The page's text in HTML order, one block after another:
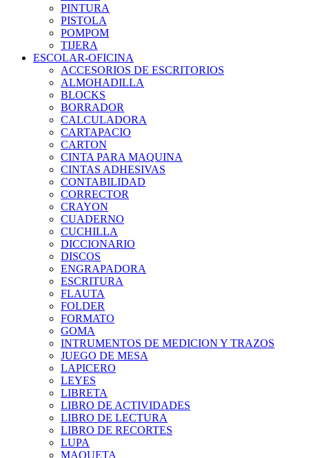
PINTURA
PISTOLA
POMPOM
TIJERA
ESCOLAR-OFICINA
ACCESORIOS DE ESCRITORIOS
ALMOHADILLA
BLOCKS
BORRADOR
CALCULADORA
CARTAPACIO
CARTON
CINTA PARA MAQUINA
CINTAS ADHESIVAS
CONTABILIDAD
CORRECTOR
CRAYON
CUADERNO
CUCHILLA
DICCIONARIO
DISCOS
ENGRAPADORA
ESCRITURA
FLAUTA
FOLDER
FORMATO
GOMA
INTRUMENTOS DE MEDICION Y TRAZOS
JUEGO DE MESA
LAPICERO
LEYES
LIBRETA
LIBRO DE ACTIVIDADES
LIBRO DE LECTURA
LIBRO DE RECORTES
LUPA
MAQUETA